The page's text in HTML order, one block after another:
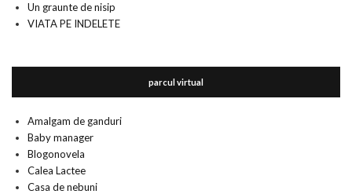
Un graunte de nisip
VIATA PE INDELETE
parcul virtual
Amalgam de ganduri
Baby manager
Blogonovela
Calea Lactee
Casa de nebuni